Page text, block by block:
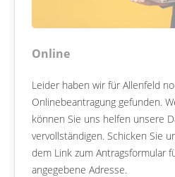
Online
Leider haben wir für Allenfeld
Onlinebeantragung gefunden.
können Sie uns helfen unsere
vervollständigen. Schicken Sie
dem Link zum Antragsformular
angegebene Adresse.